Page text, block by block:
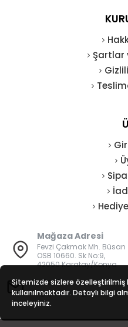
Şartlar
Mağaza Adresi
Fevzi Çakmak Mh. Büsan
OSB 10660. Sk No:9,
42050 Karatay/Konya
E-Posta
Sitemizde sizlere
kullanılmaktadır. Detaylı bilgi
inceleyiniz.